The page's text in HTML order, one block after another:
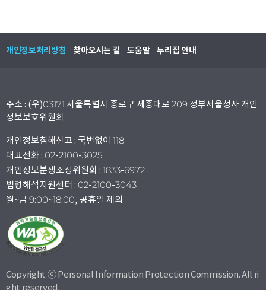
개인정보처리방침 찾아오시는 길 도움말 누리집 안내
주소 : (우)03171 서울특별시 종로구 세종대로 209 정부서울청사 개인
정보보호위원회
개인정보침해신고 : 국번없이 118
대표전화 : 02-2100-3025
개인정보분쟁조정위원회 : 1833-6972
법령해석지원센터 : 02-2100-3043
월~금 9:00~18:00, 공휴일 제외
Copyright ⓒ Personal Information Protection Commission. All ri
ght reserved.